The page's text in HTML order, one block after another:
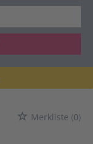
Merkliste (0)